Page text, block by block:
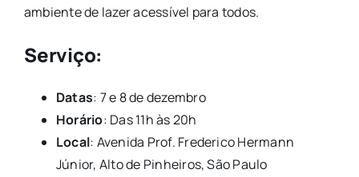
ambiente de lazer acessível para todos.
Serviço:
Datas: 7 e 8 de dezembro
Horário: Das 11h às 20h
Local: Avenida Prof. Frederico Hermann
Júnior, Alto de Pinheiros, São Paulo